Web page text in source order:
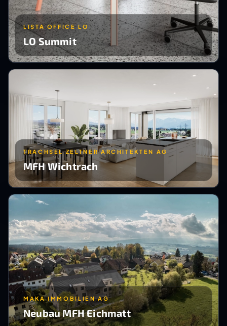
LISTA OFFICE LO
LO Summit
TRACHSEL ZELTNER ARCHITEKTEN AG
MFH Wichtrach
MAKA IMMOBILIEN AG
Neubau MFH Eichmatt